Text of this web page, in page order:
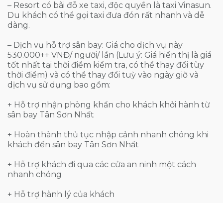
– Resort có bãi đỗ xe taxi, độc quyền là taxi Vinasun.
Du khách có thể gọi taxi đưa đón rất nhanh và dễ
dàng.
– Dịch vụ hỗ trợ sân bay: Giá cho dịch vụ này
530.000++ VNĐ/ người/ lần (Lưu ý: Giá hiển thị là giá
tốt nhất tại thời điểm kiểm tra, có thể thay đổi tùy
thời điểm) và có thể thay đổi tuỳ vào ngày giờ và
dịch vụ sử dụng bao gồm:
+ Hỗ trợ nhận phòng khẩn cho khách khởi hành từ
sân bay Tân Sơn Nhất
+ Hoàn thành thủ tục nhập cảnh nhanh chóng khi
khách đến sân bay Tân Sơn Nhất
+ Hỗ trợ khách đi qua các cửa an ninh một cách
nhanh chóng
+ Hỗ trợ hành lý của khách